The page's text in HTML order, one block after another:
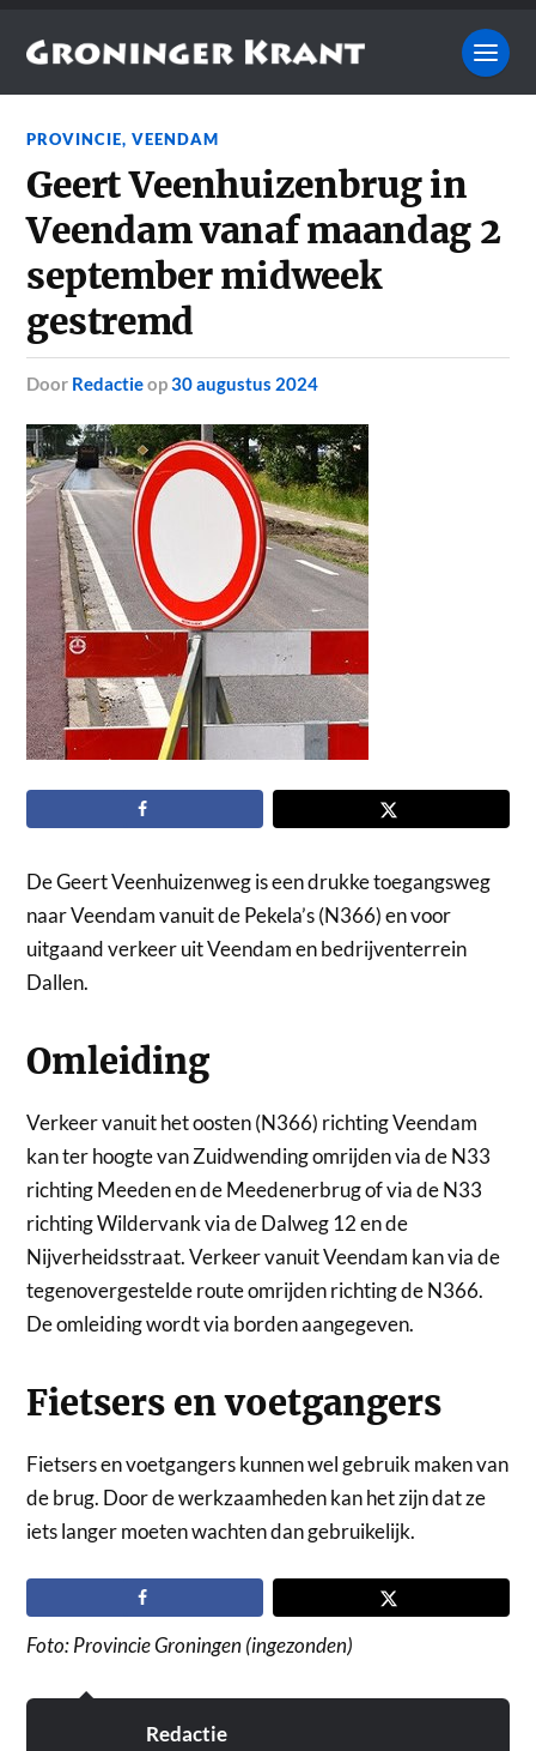
PROVINCIE,VEENDAM
Geert Veenhuizenbrug in
Veendam vanaf maandag 2
september midweek
gestremd
door Redactieop30 augustus 2024
De Geert Veenhuizenweg is een drukke toegangsweg
naar Veendam vanuit de Pekela’s (N366) en voor
uitgaand verkeer uit Veendam en bedrijventerrein
Dallen.
Omleiding
Verkeer vanuit het oosten (N366) richting Veendam
kan ter hoogte van Zuidwending omrijden via de N33
richting Meeden en de Meedenerbrug of via de N33
richting Wildervank via de Dalweg 12 en de
Nijverheidsstraat. Verkeer vanuit Veendam kan via de
tegenovergestelde route omrijden richting de N366.
De omleiding wordt via borden aangegeven.
Fietsers en voetgangers
Fietsers en voetgangers kunnen wel gebruik maken van
de brug. Door de werkzaamheden kan het zijn dat ze
iets langer moeten wachten dan gebruikelijk.
Foto: Provincie Groningen (ingezonden)
Redactie